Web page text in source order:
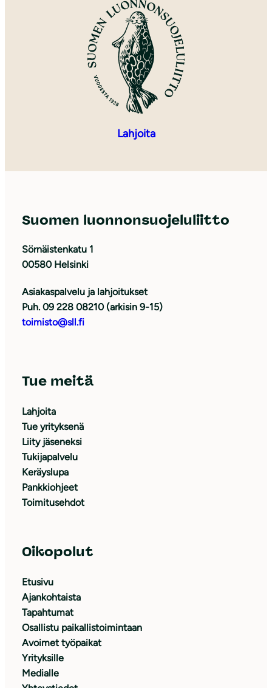
Lahjoita
Suomen luonnonsuojeluliitto
Sörnäistenkatu 1
00580 Helsinki
Asiakaspalvelu ja lahjoitukset
Puh. 09 228 08210 (arkisin 9-15)
toimisto@sll.fi
Tue meitä
Lahjoita
Tue yrityksenä
Liity jäseneksi
Tukijapalvelu
Keräyslupa
Pankkiohjeet
Toimitusehdot
Oikopolut
Etusivu
Ajankohtaista
Tapahtumat
Osallistu paikallistoimintaan
Avoimet työpaikat
Yrityksille
Medialle